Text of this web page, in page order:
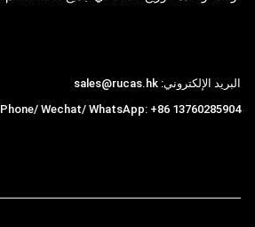
البريد الإلكتروني: sales@rucas.hk
Phone/ Wechat/ WhatsApp: +86 13760285904